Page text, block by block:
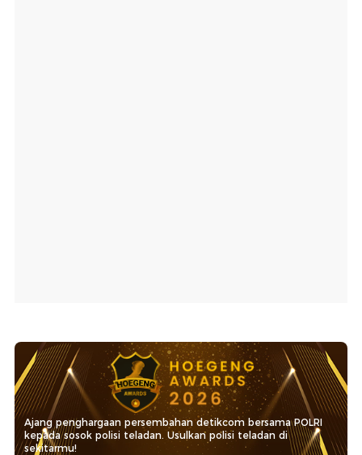
Ajang penghargaan persembahan detikcom bersama POLRI
kepada sosok polisi teladan. Usulkan polisi teladan di
sekitarmu!